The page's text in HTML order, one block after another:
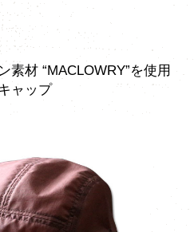
素材 “MACLOWRY”を使用
ャップ